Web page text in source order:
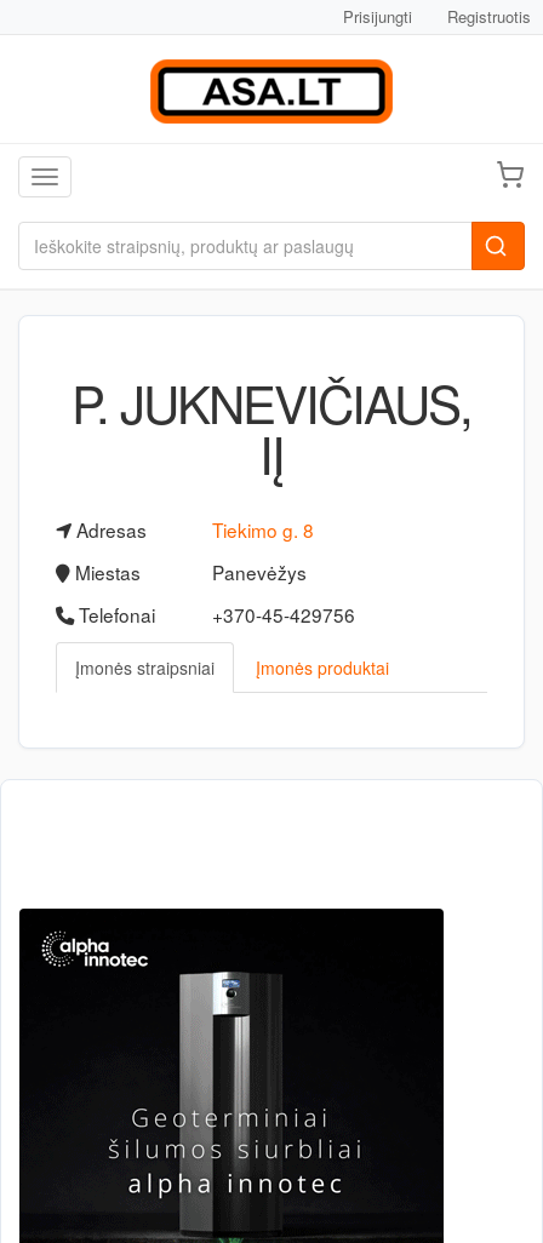
Prisijungti Registruotis
Toggle navigation
P. JUKNEVIČIAUS,
IĮ
Adresas
Tiekimo g. 8
Miestas
Panevėžys
Telefonai
+370-45-429756
Įmonės straipsniai Įmonės produktai